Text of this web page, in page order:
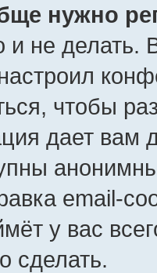
нужно
не делать.
чтобы
дает вам
email-
у вас
сделать.